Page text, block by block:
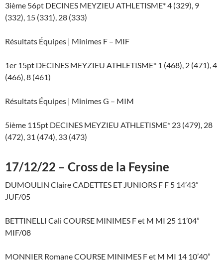
3ième 56pt DECINES MEYZIEU ATHLETISME* 4 (329), 9
(332), 15 (331), 28 (333)
Résultats Équipes | Minimes F – MIF
1er 15pt DECINES MEYZIEU ATHLETISME* 1 (468), 2 (471), 4
(466), 8 (461)
Résultats Équipes | Minimes G – MIM
5ième 115pt DECINES MEYZIEU ATHLETISME* 23 (479), 28
(472), 31 (474), 33 (473)
17/12/22 – Cross de la Feysine
DUMOULIN Claire CADETTES ET JUNIORS F F 5 14’43”
JUF/05
BETTINELLI Cali COURSE MINIMES F et M MI 25 11’04”
MIF/08
MONNIER Romane COURSE MINIMES F et M MI 14 10’40”